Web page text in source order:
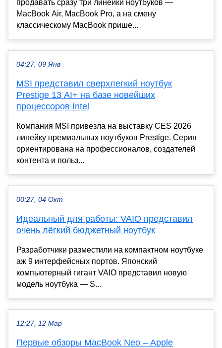
продавать сразу три линейки ноутбуков —
MacBook Air, MacBook Pro, а на смену
классическому MacBook прише...
04:27, 09 Янв
MSI представил сверхлегкий ноутбук
Prestige 13 AI+ на базе новейших
процессоров Intel
Компания MSI привезла на выставку CES 2026
линейку премиальных ноутбуков Prestige. Серия
ориентирована на профессионалов, создателей
контента и польз...
00:27, 04 Окт
Идеальный для работы: VAIO представил
очень лёгкий бюджетный ноутбук
Разработчики разместили на компактном ноутбуке
аж 9 интерфейсных портов. Японский
компьютерный гигант VAIO представил новую
модель ноутбука — S...
12:27, 12 Мар
Первые обзоры MacBook Neo – Apple